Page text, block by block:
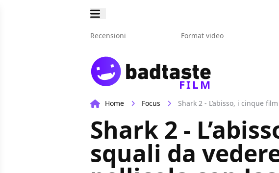
Recensioni Format video
FILM
Home Focus Shark 2 - L’abisso, i cinque
Shark 2 -
squali da